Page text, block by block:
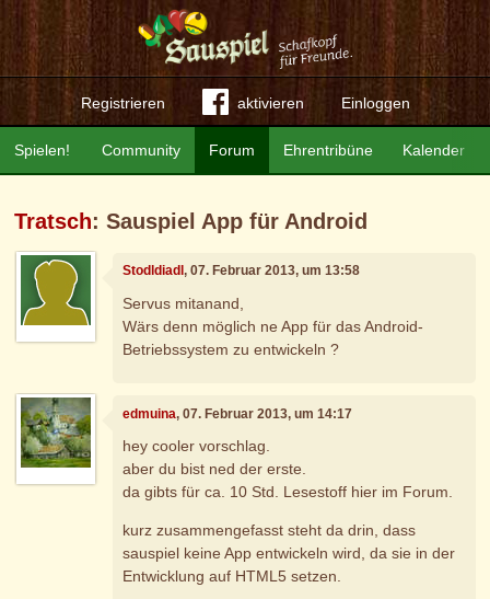
Registrieren aktivieren Einloggen
Community Forum Ehrentribüne Kalender
Spielen!
Tratsch: Sauspiel App für Android
Stodldiadl, 07. Februar 2013, um 13:58
Servus mitanand,
Wärs denn möglich ne App für das Android-
Betriebssystem zu entwickeln ?
edmuina, 07. Februar 2013, um 14:17
hey cooler vorschlag.
aber du bist ned der erste.
da gibts für ca. 10 Std. Lesestoff hier im Forum.
kurz zusammengefasst steht da drin, dass
sauspiel keine App entwickeln wird, da sie in der
Entwicklung auf HTML5 setzen.